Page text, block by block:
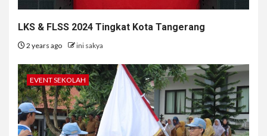
LKS & FLSS 2024 Tingkat Kota Tangerang
2 years ago ini sakya
EVENT SEKOLAH